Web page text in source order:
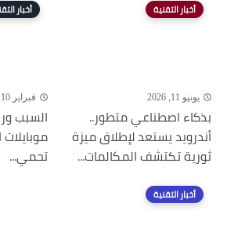
أخبار التقنية
يونيو 11, 2026
بذكاء اصطناعي متطور..
أندرويد يستعد لإطلاق ميزة
ثورية تكتشف المكالمات...
أخبار
فبراير 10, 2026
السبب
تحمي...
أخبار التقنية